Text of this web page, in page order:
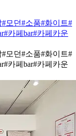
#모던#소품#화이트#
#카페bar#카페카운
#모던#소품#화이트#
#카페bar#카페카운